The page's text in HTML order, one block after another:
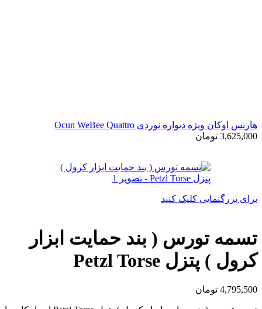
هارنس اوکان ویژه دیواره نوردی Ocun WeBee Quattro
3,625,000 تومان
برای بزرگنمایی کلیک کنید
تسمه تورس ( بند حمایت ابزار
کرول ) پتزل Petzl Torse
4,795,500 تومان